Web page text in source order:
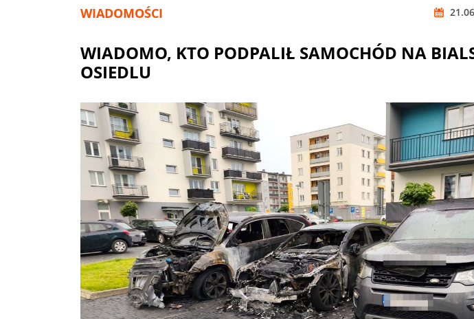
WIADOMOŚCI
WIADOMO, KTO PODPALIŁ SAMOCHÓD NA
OSIEDLU